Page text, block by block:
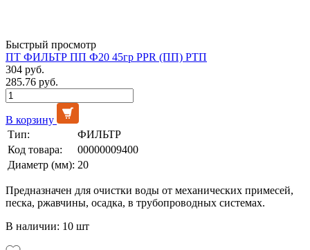
Быстрый просмотр
ПТ ФИЛЬТР ПП Ф20 45гр PPR (ПП) РТП
304 руб.
285.76 руб.
В корзину
Тип:
ФИЛЬТР
Код товара:
00000009400
Диаметр (мм): 20
Предназначен для очистки воды от механических примесей,
песка, ржавчины, осадка, в трубопроводных системах.
В наличии: 10 шт